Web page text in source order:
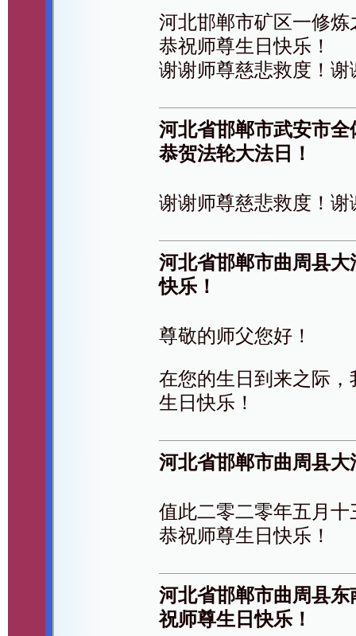
河北邯郸市矿区一修
恭祝师尊生日快乐！
谢谢师尊慈悲救度！谢
河北省邯郸市武安市
恭贺法轮大法日！
谢谢师尊慈悲救度！谢
河北省邯郸市曲周县
快乐！
尊敬的师父您好！
在您的生日到来之际
生日快乐！
河北省邯郸市曲周县
值此二零二零年五月
恭祝师尊生日快乐！
河北省邯郸市曲周县
祝师尊生日快乐！